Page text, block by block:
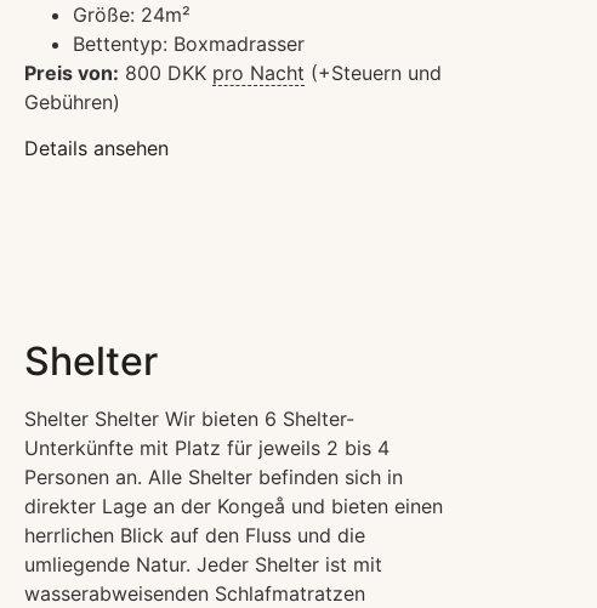
Größe: 24m²
Bettentyp: Boxmadrasser
Preis von: 800 DKK pro Nacht (+Steuern und
Gebühren)
Details ansehen
Shelter
Shelter Shelter Wir bieten 6 Shelter-
Unterkünfte mit Platz für jeweils 2 bis 4
Personen an. Alle Shelter befinden sich in
direkter Lage an der Kongeå und bieten einen
herrlichen Blick auf den Fluss und die
umliegende Natur. Jeder Shelter ist mit
wasserabweisenden Schlafmatratzen